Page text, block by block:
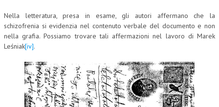
Nella letteratura, presa in esame, gli autori affermano che la
schizofrenia si evidenzia nel contenuto verbale del documento e non
nella grafia. Possiamo trovare tali affermazioni nel lavoro di Marek
Leśniak[iv].